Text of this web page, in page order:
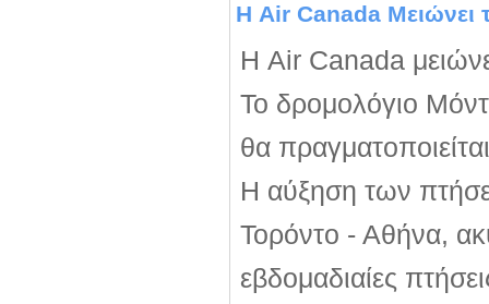
Η Air Canada Μειώνει
Η Air Canada
Το δρομολόγιο
θα
Η αύξηση των
Τορόντο - Αθήνα,
εβδομαδιαίες